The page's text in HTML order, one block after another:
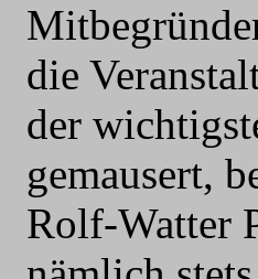
die
der
gemausert,
Rolf-Watter